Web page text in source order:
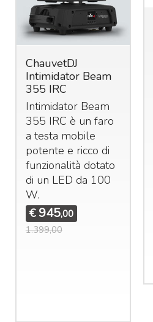
ChauvetDJ
Intimidator Beam
355 IRC
Intimidator Beam
355 IRC è un faro
a testa mobile
potente e ricco di
funzionalità dotato
di un LED da 100
W.
€ 945,00
1.399,00